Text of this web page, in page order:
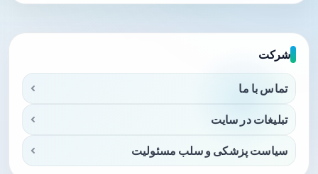
شرکت
تماس با ما
تبلیغات در سایت
سیاست پزشکی و سلب مسئولیت